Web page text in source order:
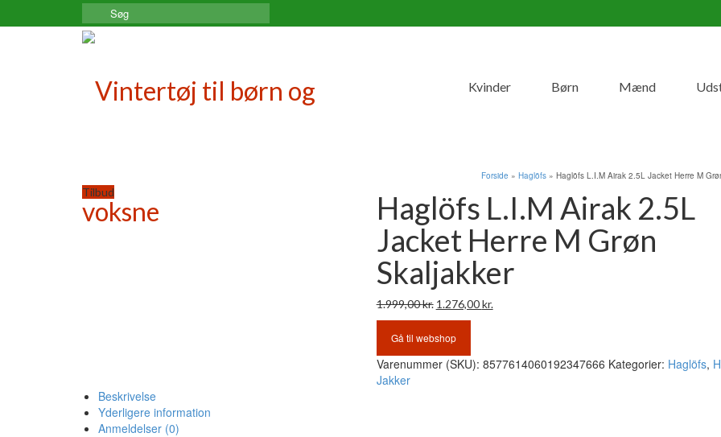
Search
for:
Kvinder Børn Mænd
Forside » Haglöfs » Haglöfs L.I.M Airak 2.5L Jacket Herre M
Tilbud
Haglöfs L.I.M Airak 2.5L
Jacket Herre M Grøn
Skaljakker
1.999,00kr. Den
oprindelige
pris
1.999,00 kr..
1.276,00kr.
1.276,00 kr..
Gå til webshop
Varenummer (SKU): 8577614060192347666 Kategorier: Haglöfs,
Jakker
Beskrivelse
Yderligere information
Anmeldelser (0)